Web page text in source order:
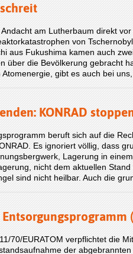
am Lutherbaum direkt
von
aus Fukushima kamen auch
über die Bevölkerung gebracht
gibt es auch bei
KONRAD
beruft sich auf die
Es ignoriert völlig, dass
Lagerung in
nicht dem aktuellen
sind nicht heilbar. Auch die
70/EURATOM verpflichtet die
der